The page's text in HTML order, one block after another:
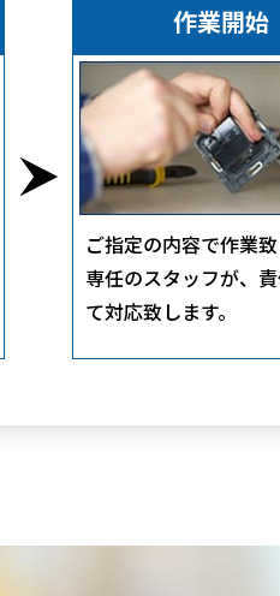
作業開始
ご指定の内容で作業致
専任のスタッフが、
て対応致します。